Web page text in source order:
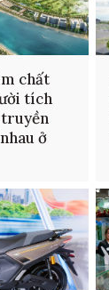
chất
tích
ở